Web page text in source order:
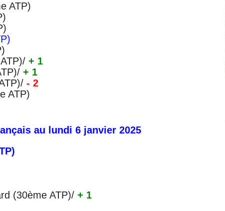
ATP)
/ + 1
/ + 1
/ - 2
ATP)
au lundi 6 janvier 2025
(30ème ATP)/ + 1